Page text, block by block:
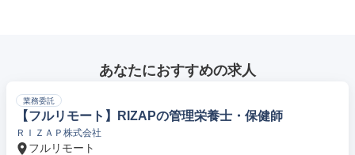
あなたにおすすめの求人
業務委託
【フルリモート】RIZAPの管理栄養士・保健師
ＲＩＺＡＰ株式会社
フルリモート